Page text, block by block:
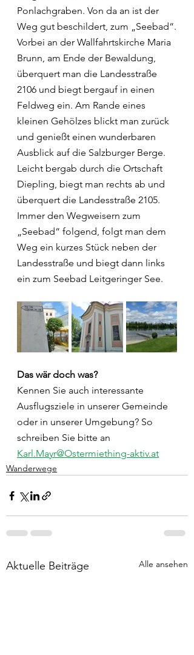
Ponlachgraben. Von da an ist der
Weg gut beschildert, zum „Seebad“.
Vorbei an der Wallfahrtskirche Maria
Brunn, am Ende der Bewaldung,
überquert man die Landesstraße
2106 und biegt bergauf in einen
Feldweg ein. Am Rande eines
kleinen Gehölzes blickt man zurück
und genießt einen wunderbaren
Ausblick auf die Salzburger Berge.
Leicht bergab durch die Ortschaft
Diepling, biegt man rechts ab und
überquert die Landesstraße 2105.
Immer den Wegweisern zum
„Seebad“ folgend, folgt man dem
Weg ein kurzes Stück neben der
Landesstraße und biegt dann links
ein zum Seebad Leitgeringer See.
Das wär doch was?
Kennen Sie auch interessante
Ausflugsziele in unserer Gemeinde
oder in unserer Umgebung? So
schreiben Sie bitte an
Karl.Mayr@Ostermiething-aktiv.at
Wanderwege
Aktuelle Beiträge Alle ansehen